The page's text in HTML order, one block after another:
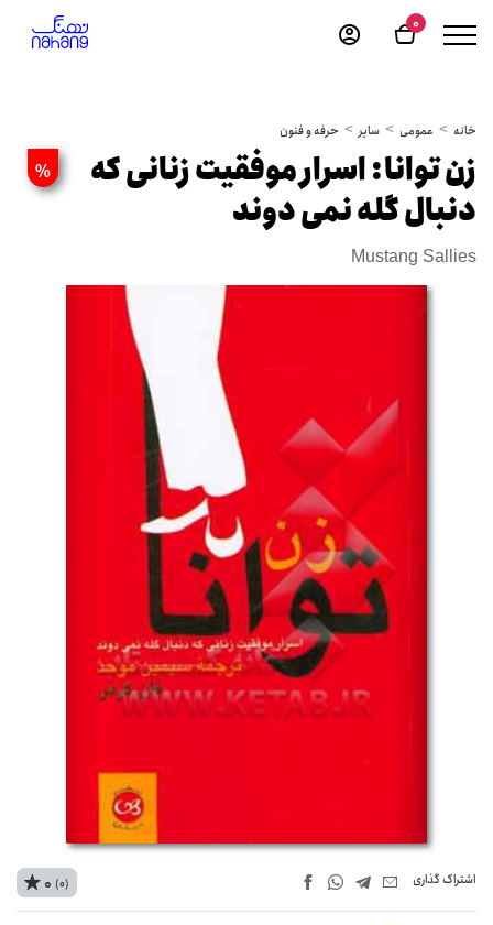
0
خانه عمومی سایر حرفه و فنون
%
زن توانا: اسرار موفقیت زنانی که
دنبال گله نمی دوند
Mustang Sallies
اشتراک‌ گذاری 0 (0)